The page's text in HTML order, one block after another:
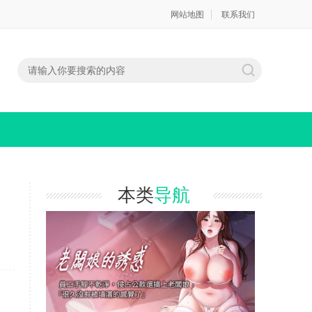
网站地图 联系我们
本类导航